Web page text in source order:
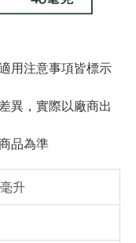
用注意事項皆標示
異，實際以廠商出
品為準
升